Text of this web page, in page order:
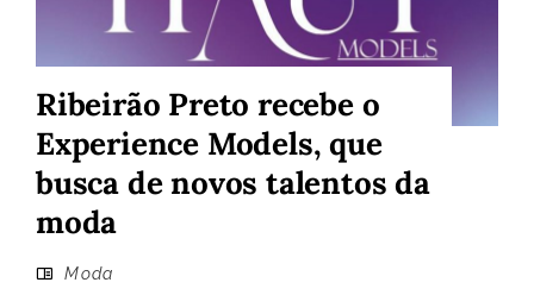
Ribeirão Preto recebe o
Experience Models, que
busca de novos talentos da
moda
Moda